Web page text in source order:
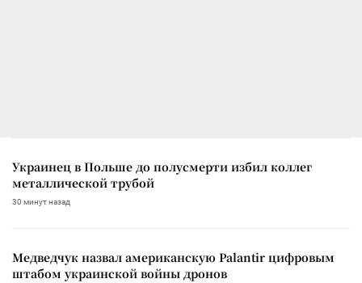
Украинец в Польше до полусмерти избил коллег
металлической трубой
30 минут назад
Медведчук назвал американскую Palantir цифровым
штабом украинской войны дронов